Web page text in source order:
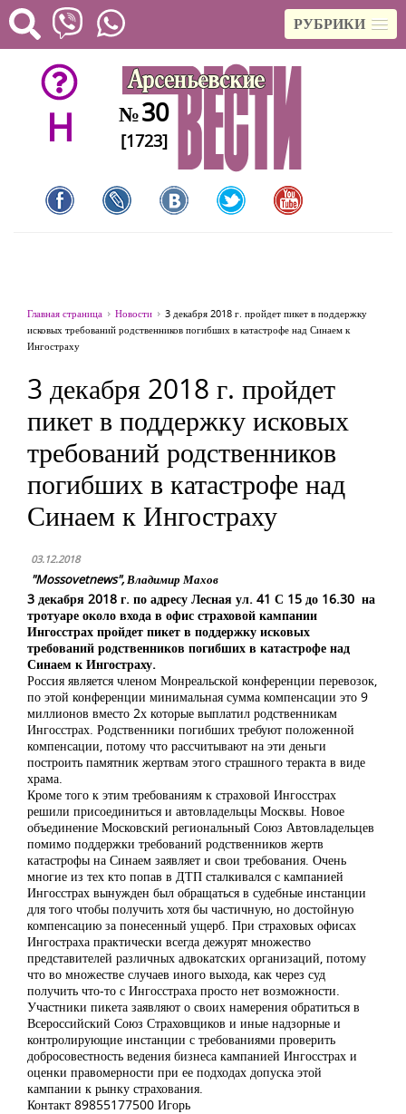
РУБРИКИ
H №30
[1723]
Главная страница Новости
3 декабря 2018 г. пройдет пикет в поддержку
исковых требований родственников погибших в катастрофе над Синаем к
Ингостраху
3 декабря 2018 г. пройдет
пикет в поддержку исковых
требований родственников
погибших в катастрофе над
Синаем к Ингостраху
03.12.2018
"Mossovetnews", Владимир Махов
3 декабря 2018 г. по адресу Лесная ул. 41 С 15 до 16.30 на
тротуаре около входа в офис страховой кампании
Ингосстрах пройдет пикет в поддержку исковых
требований родственников погибших в катастрофе над
Синаем к Ингостраху.
Россия является членом Монреальской конференции перевозок,
по этой конференции минимальная сумма компенсации это 9
миллионов вместо 2х которые выплатил родственникам
Ингосстрах. Родственники погибших требуют положенной
компенсации, потому что рассчитывают на эти деньги
построить памятник жертвам этого страшного теракта в виде
храма.
Кроме того к этим требованиям к страховой Ингосстрах
решили присоединиться и автовладельцы Москвы. Новое
объединение Московский региональный Союз Автовладельцев
помимо поддержки требований родственников жертв
катастрофы на Синаем заявляет и свои требования. Очень
многие из тех кто попав в ДТП сталкивался с кампанией
Ингосстрах вынужден был обращаться в судебные инстанции
для того чтобы получить хотя бы частичную, но достойную
компенсацию за понесенный ущерб. При страховых офисах
Ингостраха практически всегда дежурят множество
представителей различных адвокатских организаций, потому
что во множестве случаев иного выхода, как через суд
получить что-то с Ингосстраха просто нет возможности.
Участники пикета заявляют о своих намерения обратиться в
Всероссийский Союз Страховщиков и иные надзорные и
контролирующие инстанции с требованиями проверить
добросовестность ведения бизнеса кампанией Ингосстрах и
оценки правомерности при ее подходах допуска этой
кампании к рынку страхования.
Контакт 89855177500 Игорь